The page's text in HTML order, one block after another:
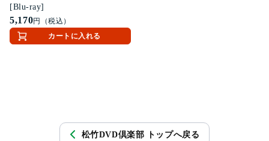
[Blu-ray]
5,170円（税込）
カートに入れる
松竹DVD倶楽部 トップへ戻る